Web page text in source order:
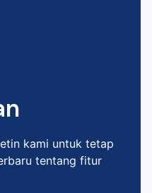
kami untuk tetap
tentang fitur